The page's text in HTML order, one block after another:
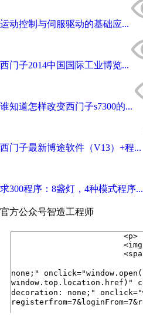
运动控制与伺服驱动的基础应...
西门子2014中国国际工业博览...
谁知道怎样改变西门子s7300的...
西门子最新博途软件（V13）+程...
求300程序：8盏灯，4种模式程序...
官方公众号智造工程师